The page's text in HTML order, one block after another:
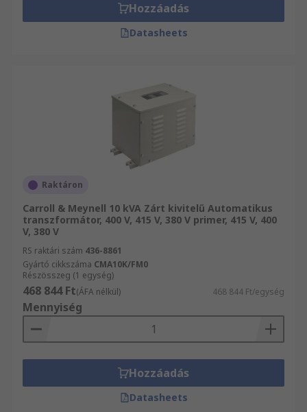
Hozzáadás
Datasheets
Raktáron
Carroll & Meynell 10 kVA Zárt kivitelű Automatikus
transzformátor, 400 V, 415 V, 380 V primer, 415 V, 400
V, 380 V
RS raktári szám 436-8861
Gyártó cikkszáma CMA10K/FM0
Részösszeg (1 egység)
468 844 Ft(ÁFA nélkül) 468 844 Ft/egység
Mennyiség
Hozzáadás
Datasheets